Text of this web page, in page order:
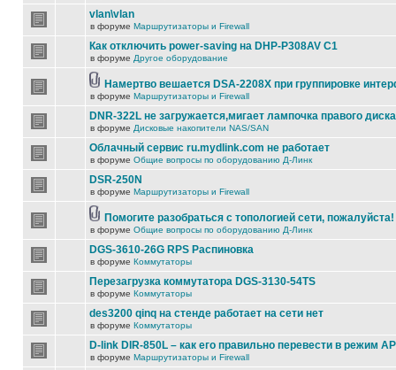
vlan\vlan
в форуме Маршрутизаторы и Firewall
Как отключить power-saving на DHP-P308AV C1
в форуме Другое оборудование
Намертво вешается DSA-2208X при группировке
в форуме Маршрутизаторы и Firewall
DNR-322L не загружается,мигает лампочка правого диска
в форуме Дисковые накопители NAS/SAN
Облачный сервис ru.mydlink.com не работает
в форуме Общие вопросы по оборудованию Д-Линк
DSR-250N
в форуме Маршрутизаторы и Firewall
Помогите разобраться с топологией сети, пожалуйста!
в форуме Общие вопросы по оборудованию Д-Линк
DGS-3610-26G RPS Распиновка
в форуме Коммутаторы
Перезагрузка коммутатора DGS-3130-54TS
в форуме Коммутаторы
des3200 qinq на стенде работает на сети нет
в форуме Коммутаторы
D-link DIR-850L – как его правильно перевести в режим
в форуме Маршрутизаторы и Firewall